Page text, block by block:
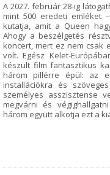
A 2027. február 28-ig
mint 500 eredeti emléket
kutatja, amit a Queen
Ahogy a beszélgetés
koncert, mert ez nem csak
volt. Egész Kelet-
készült film fantasztikus
három pillérre épül: az
installációkra és
személyes asszisztense
megvárni és
három együtt alkotja ezt a